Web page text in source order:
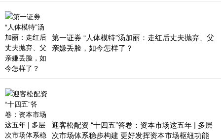
第一证券 “人体模特”汤加丽：走红后丈夫抛弃、父
亲嫌丢脸，如今怎样了？
迎客松配资 “十四五”答卷：资本市场这五年 | 多层
次市场体系稳步构建 更好发挥资本市场枢纽功能